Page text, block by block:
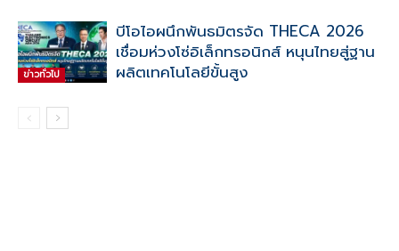
ข่าวทั่วไป
บีโอไอผนึกพันธมิตรจัด THECA 2026
เชื่อมห่วงโซ่อิเล็กทรอนิกส์ หนุนไทยสู่ฐาน
ผลิตเทคโนโลยีขั้นสูง